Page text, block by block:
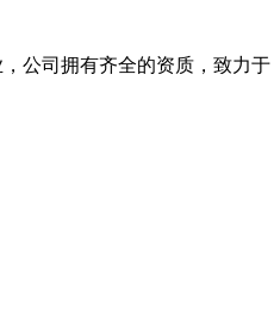
公司拥有齐全的资质，致力于